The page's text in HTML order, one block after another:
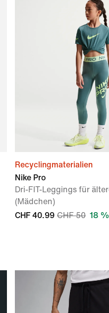
Recyclingmaterialien
Nike Pro
Dri-FIT-Leggings für
(Mädchen)
CHF 40.99 CHF 50 18